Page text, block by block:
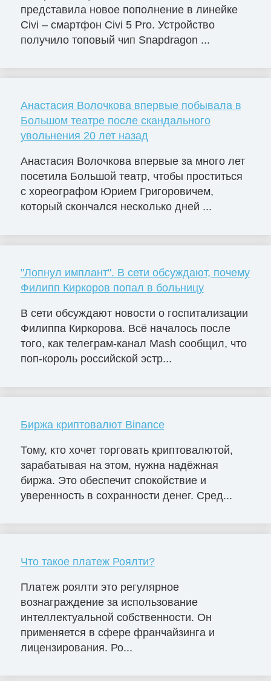
представила новое пополнение в линейке
Civi – смартфон Civi 5 Pro. Устройство
получило топовый чип Snapdragon ...
Анастасия Волочкова впервые побывала в
Большом театре после скандального
увольнения 20 лет назад
Анастасия Волочкова впервые за много лет
посетила Большой театр, чтобы проститься
с хореографом Юрием Григоровичем,
который скончался несколько дней ...
"Лопнул имплант". В сети обсуждают, почему
Филипп Киркоров попал в больницу
В сети обсуждают новости о госпитализации
Филиппа Киркорова. Всё началось после
того, как телеграм-канал Mash сообщил, что
поп-король российской эстр...
Биржа криптовалют Binance
Тому, кто хочет торговать криптовалютой,
зарабатывая на этом, нужна надёжная
биржа. Это обеспечит спокойствие и
уверенность в сохранности денег. Сред...
Что такое платеж Роялти?
Платеж роялти это регулярное
вознаграждение за использование
интеллектуальной собственности. Он
применяется в сфере франчайзинга и
лицензирования. Ро...